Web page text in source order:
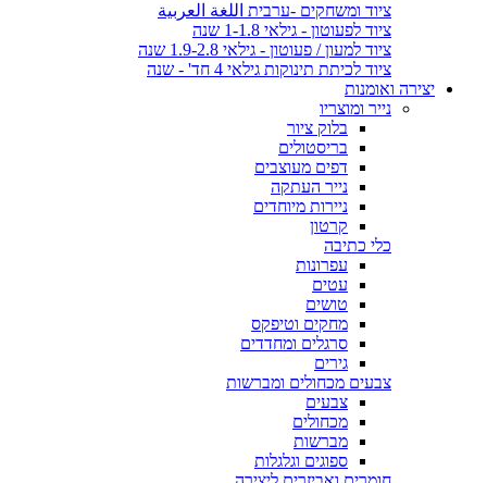
ציוד ומשחקים -ערבית اللغة العربية
ציוד לפעוטון - גילאי 1-1.8 שנה
ציוד למעון / פעוטון - גילאי 1.9-2.8 שנה
ציוד לכיתת תינוקות גילאי 4 חד' - שנה
יצירה ואומנות
נייר ומוצריו
בלוק ציור
בריסטולים
דפים מעוצבים
נייר העתקה
ניירות מיוחדים
קרטון
כלי כתיבה
עפרונות
עטים
טושים
מחקים וטיפקס
סרגלים ומחדדים
גירים
צבעים מכחולים ומברשות
צבעים
מכחולים
מברשות
ספוגים וגלגלות